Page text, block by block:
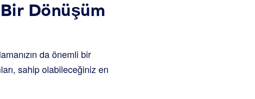
Dönüşüm
da önemli bir
sahip olabileceğiniz en